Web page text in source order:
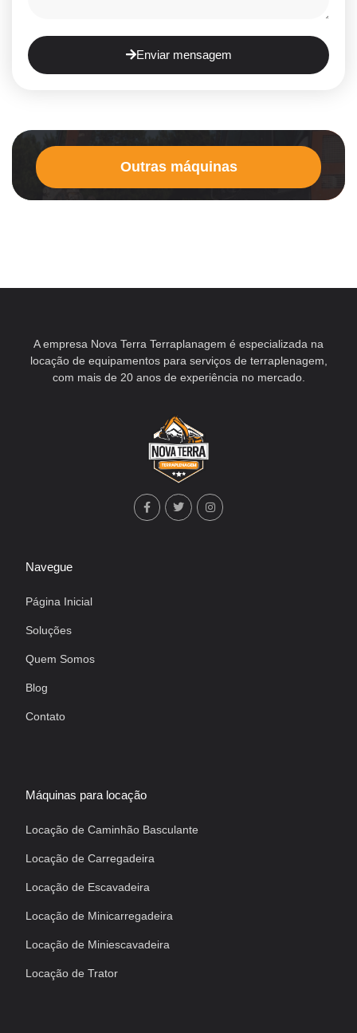
Enviar mensagem
Outras máquinas
A empresa Nova Terra Terraplanagem é especializada na
locação de equipamentos para serviços de terraplenagem,
com mais de 20 anos de experiência no mercado.
Navegue
Página Inicial
Soluções
Quem Somos
Blog
Contato
Máquinas para locação
Locação de Caminhão Basculante
Locação de Carregadeira
Locação de Escavadeira
Locação de Minicarregadeira
Locação de Miniescavadeira
Locação de Trator